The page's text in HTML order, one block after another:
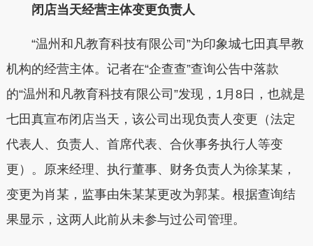
闭店当天经营主体变更负责人
“温州和凡教育科技有限公司”为印象城七田真早教
机构的经营主体。记者在“企查查”查询公告中落款
的“温州和凡教育科技有限公司”发现，1月8日，也就是
七田真宣布闭店当天，该公司出现负责人变更（法定
代表人、负责人、首席代表、合伙事务执行人等变
更）。原来经理、执行董事、财务负责人为徐某某，
变更为肖某，监事由朱某某更改为郭某。根据查询结
果显示，这两人此前从未参与过公司管理。